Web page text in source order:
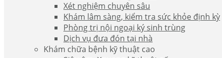
Xét nghiệm chuyên sâu
Khám lâm sàng, kiểm tra sức khỏe định kỳ
Phòng trị nội ngoại ký sinh trùng
Dịch vụ đưa đón tại nhà
Khám chữa bệnh kỹ thuật cao